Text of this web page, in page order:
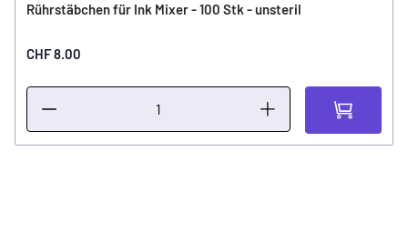
Rührstäbchen für Ink Mixer - 100 Stk - unsteril
CHF 8.00